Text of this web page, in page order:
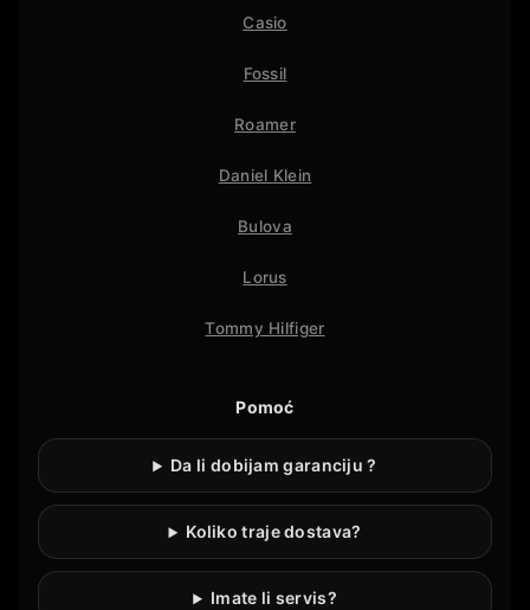
Casio
Fossil
Roamer
Daniel Klein
Bulova
Lorus
Tommy Hilfiger
Pomoć
Da li dobijam garanciju ?
Koliko traje dostava?
Imate li servis?